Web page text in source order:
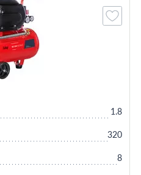
1.8
320
8